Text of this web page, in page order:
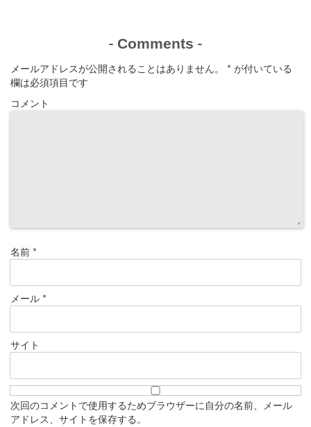
- Comments -
メールアドレスが公開されることはありません。 * が付いている
欄は必須項目です
コメント
名前 *
メール *
サイト
次回のコメントで使用するためブラウザーに自分の名前、メール
アドレス、サイトを保存する。